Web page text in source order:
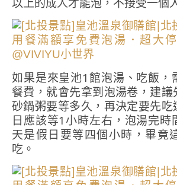
如果是來皇池1館泡湯、吃飯，
餐費，就會先拿到泡湯卷，建
砂鍋粥要等多久，再決定要先吃
日應該等1小時左右，泡湯完時
天是假日要等四個小時，畢竟
吃。